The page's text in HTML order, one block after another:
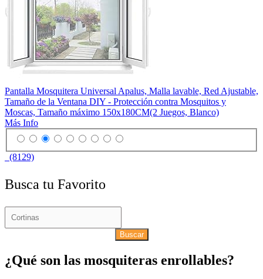
Pantalla Mosquitera Universal Apalus, Malla lavable, Red Ajustable,
Tamaño de la Ventana DIY - Protección contra Mosquitos y
Moscas, Tamaño máximo 150x180CM(2 Juegos, Blanco)
Más Info
(8129)
Busca tu Favorito
Buscar
¿Qué son las mosquiteras enrollables?